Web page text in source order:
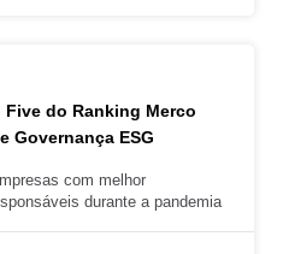
do Ranking Merco
Governança ESG
com melhor
durante a pandemia